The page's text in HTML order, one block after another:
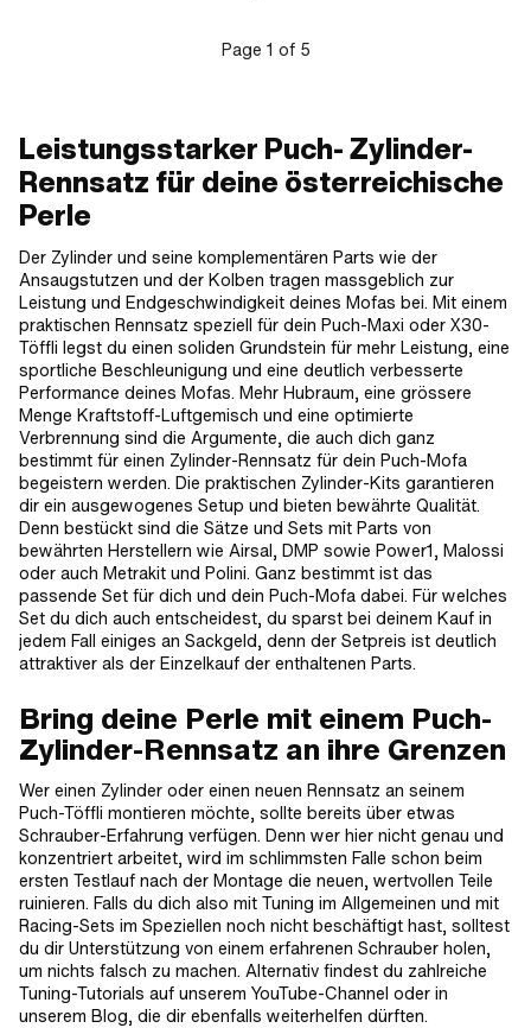
1.55 mm · Piston ring height: 2 mm ·
Thick piston ring: 1.8 mm · Thick
Page 1 of5
Leistungsstarker Puch- Zylinder-
Rennsatz für deine österreichische
Perle
Der Zylinder und seine komplementären Parts wie der
Ansaugstutzen und der Kolben tragen massgeblich zur
Leistung und Endgeschwindigkeit deines Mofas bei. Mit einem
praktischen Rennsatz speziell für dein Puch-Maxi oder X30-
Töffli legst du einen soliden Grundstein für mehr Leistung, eine
sportliche Beschleunigung und eine deutlich verbesserte
Performance deines Mofas. Mehr Hubraum, eine grössere
Menge Kraftstoff-Luftgemisch und eine optimierte
Verbrennung sind die Argumente, die auch dich ganz
bestimmt für einen Zylinder-Rennsatz für dein Puch-Mofa
begeistern werden. Die praktischen Zylinder-Kits garantieren
dir ein ausgewogenes Setup und bieten bewährte Qualität.
Denn bestückt sind die Sätze und Sets mit Parts von
bewährten Herstellern wie Airsal, DMP sowie Power1, Malossi
oder auch Metrakit und Polini. Ganz bestimmt ist das
passende Set für dich und dein Puch-Mofa dabei. Für welches
Set du dich auch entscheidest, du sparst bei deinem Kauf in
jedem Fall einiges an Sackgeld, denn der Setpreis ist deutlich
attraktiver als der Einzelkauf der enthaltenen Parts.
Bring deine Perle mit einem Puch-
Zylinder-Rennsatz an ihre Grenzen
Wer einen Zylinder oder einen neuen Rennsatz an seinem
Puch-Töffli montieren möchte, sollte bereits über etwas
Schrauber-Erfahrung verfügen. Denn wer hier nicht genau und
konzentriert arbeitet, wird im schlimmsten Falle schon beim
ersten Testlauf nach der Montage die neuen, wertvollen Teile
ruinieren. Falls du dich also mit Tuning im Allgemeinen und mit
Racing-Sets im Speziellen noch nicht beschäftigt hast, solltest
du dir Unterstützung von einem erfahrenen Schrauber holen,
um nichts falsch zu machen. Alternativ findest du zahlreiche
Tuning-Tutorials auf unserem YouTube-Channel oder in
unserem Blog, die dir ebenfalls weiterhelfen dürften.